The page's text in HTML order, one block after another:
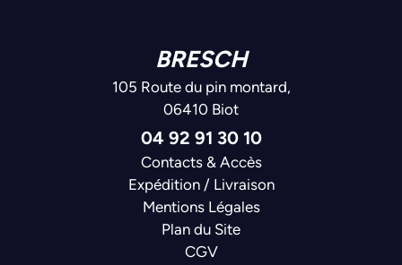
BRESCH
105 Route du pin montard,
06410 Biot
04 92 91 30 10
Contacts & Accès
Expédition / Livraison
Mentions Légales
Plan du Site
CGV